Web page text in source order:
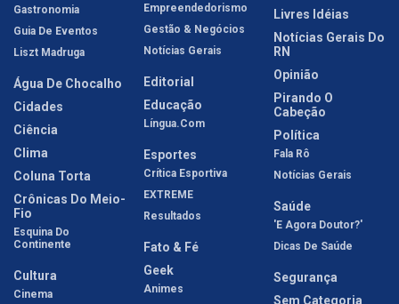
Gastronomia
Guia De Eventos
Liszt Madruga
Água De Chocalho
Cidades
Ciência
Clima
Coluna Torta
Crônicas Do Meio-
Fio
Esquina Do
Continente
Cultura
Cinema
Empreendedorismo
Gestão & Negócios
Notícias Gerais
Editorial
Educação
Língua.com
Esportes
Crítica Esportiva
EXTREME
Resultados
Fato & Fé
Geek
Animes
Livres Idéias
Notícias Gerais Do
RN
Opinião
Pirando O
Cabeção
Política
Fala Rô
Notícias Gerais
Saúde
'E Agora Doutor?'
Dicas De Saúde
Segurança
Sem Categoria